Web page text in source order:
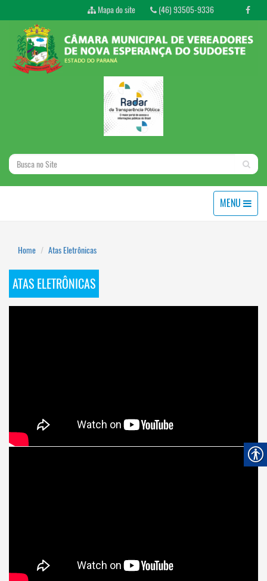
Mapa do site (46) 93505-9336
MENU
Home Atas Eletrônicas
ATAS ELETRÔNICAS